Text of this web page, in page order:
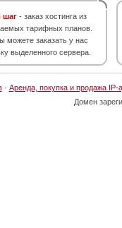
шаг - заказ хостинга из
тарифных планов.
можете заказать у нас
выделенного сервера.
· Аренда, покупка и продажа IP-
Домен